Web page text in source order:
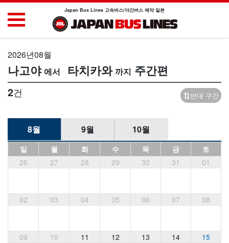
Japan Bus Lines 고속버스/야간버스 예약 일본
2026년08월
나고야 타치카와 주간편
2건 반대 구간
8월 9월 10월
일 월 화 수 목 금
토
26
27 28 29 30 31 01
02 03 04 05 06 07 08
09 10 11 12 13 14 15